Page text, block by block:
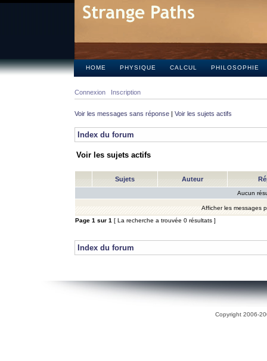
HOME PHYSIQUE CALCUL PHILOSOPHIE
Connexion Inscription
Voir les messages sans réponse | Voir les sujets actifs
Index du forum
Voir les sujets actifs
Sujets Auteur
Aucun
Afficher les messages
Page 1 sur 1 [ La recherche a trouvée 0 résultats ]
Index du forum
Copyright 2006-